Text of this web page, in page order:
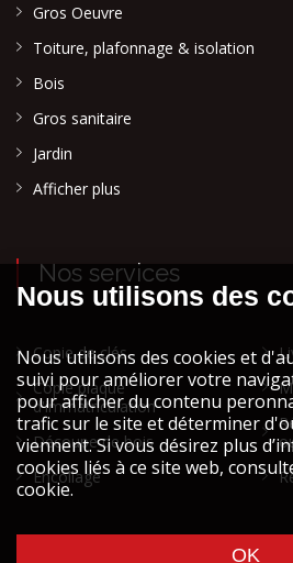
Gros Oeuvre
Toiture, plafonnage & isolation
Bois
Gros sanitaire
Jardin
Afficher plus
Nos services
Copie de clés
Copie plaque
d'immatriculation
Découpe de bois
Encollage